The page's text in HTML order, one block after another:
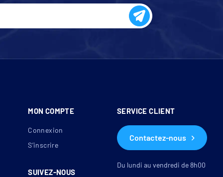
MON COMPTE
Connexion
S’inscrire
SUIVEZ-NOUS
SERVICE CLIENT
Contactez-nous
Du lundi au vendredi de 8h00